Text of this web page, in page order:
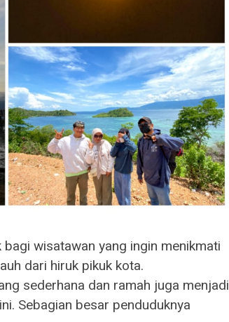
wisatawan yang ingin menikmati
dari hiruk pikuk kota.
sederhana dan ramah juga menjadi
Sebagian besar penduduknya